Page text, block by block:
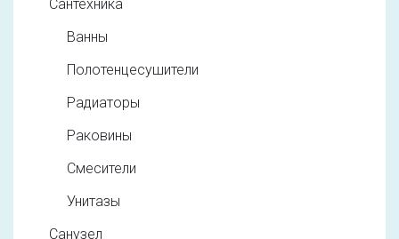
Сантехника
Ванны
Полотенцесушители
Радиаторы
Раковины
Смесители
Унитазы
Санузел